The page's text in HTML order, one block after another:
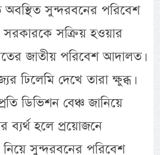
সুন্দরবনের পরিবেশ
সরকারকে সক্রিয় হওয়ার
জাতীয় পরিবেশ আদালত।
ঢিলেমি দেখে তারা ক্ষুব্ধ।
ডিভিশন বেঞ্চ জানিয়ে
ব্যর্থ হলে প্রয়োজনে
নিয়ে সুন্দরবনের পরিবেশ